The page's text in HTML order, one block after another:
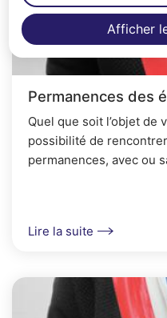
Afficher
Permanences des
Quel que soit l’objet de
possibilité de
permanences, avec ou
Lire la suite